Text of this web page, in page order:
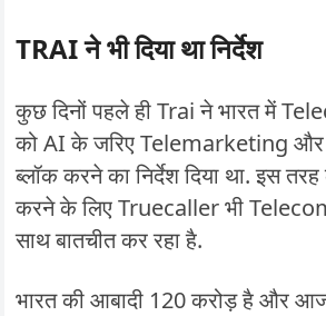
TRAI ने भी दिया था निर्देश
कुछ दिनों पहले ही Trai ने भारत में
को AI के जरिए Telemarketing
ब्लॉक करने का निर्देश दिया था. इस
करने के लिए Truecaller भी
साथ बातचीत कर रहा है.
भारत की आबादी 120 करोड़ है और